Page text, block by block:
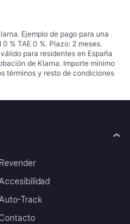
Ejemplo de pago para una
% TAE 0 %. Plazo: 2 meses.
para residentes en España
de Klarna. Importe mínimo
términos y resto de condiciones
Revender
Track